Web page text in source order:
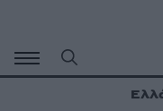
περιεχόμενο